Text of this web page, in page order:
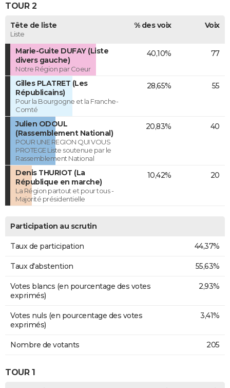
TOUR 2
Tête de liste
Liste
% des voix Voix
Marie-Guite DUFAY (Liste
divers gauche)
Notre Région par Coeur
40,10% 77
Gilles PLATRET (Les
Républicains)
Pour la Bourgogne et la Franche-
Comté
28,65% 55
Julien ODOUL
(Rassemblement National)
POUR UNE REGION QUI VOUS
PROTEGE Liste soutenue par le
Rassemblement National
20,83% 40
Denis THURIOT (La
République en marche)
La Région partout et pour tous -
Majorité présidentielle
10,42% 20
Participation au scrutin
Taux de participation 44,37%
Taux d'abstention 55,63%
Votes blancs (en pourcentage des votes
exprimés)
2,93%
Votes nuls (en pourcentage des votes
exprimés)
3,41%
Nombre de votants 205
TOUR 1